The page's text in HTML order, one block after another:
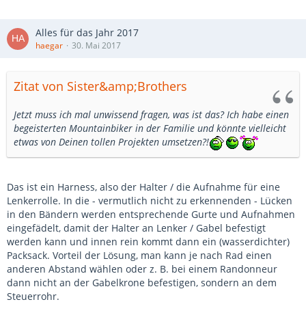
Alles für das Jahr 2017
haegar 30. Mai 2017
Zitat von Sister&amp;Brothers
Jetzt muss ich mal unwissend fragen, was ist das? Ich habe einen
begeisterten Mountainbiker in der Familie und könnte vielleicht
etwas von Deinen tollen Projekten umsetzen?!
Das ist ein Harness, also der Halter / die Aufnahme für eine
Lenkerrolle. In die - vermutlich nicht zu erkennenden - Lücken
in den Bändern werden entsprechende Gurte und Aufnahmen
eingefädelt, damit der Halter an Lenker / Gabel befestigt
werden kann und innen rein kommt dann ein (wasserdichter)
Packsack. Vorteil der Lösung, man kann je nach Rad einen
anderen Abstand wählen oder z. B. bei einem Randonneur
dann nicht an der Gabelkrone befestigen, sondern an dem
Steuerrohr.